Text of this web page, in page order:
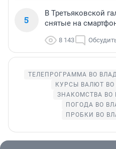
5
В Третьяковской
снятые на
8 143
ТЕЛЕПРОГРАММА ВО
КУРСЫ ВАЛЮТ
ЗНАКОМСТВА ВО
ПОГОДА ВО
ПРОБКИ ВО